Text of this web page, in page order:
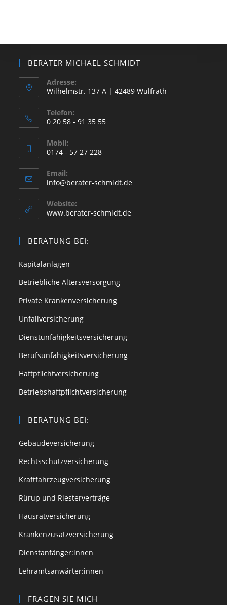
BERATER MICHAEL SCHMIDT
Adresse:
Wilhelmstr. 137 A | 42489 Wülfrath
Telefon:
0 20 58 - 91 35 55
in
your
Mobil:
0174 - 57 27 228
in
your
Email:
info@berater-schmidt.deOpens
Website:
www.berater-schmidt.de
BERATUNG BEI:
Kapitalanlagen
Betriebliche Altersversorgung
Private Krankenversicherung
Unfallversicherung
Dienstunfähigkeitsversicherung
Berufsunfähigkeitsversicherung
Haftpflichtversicherung
Betriebshaftpflichtversicherung
BERATUNG BEI:
Gebäudeversicherung
Rechtsschutzversicherung
Kraftfahrzeugversicherung
Rürup und Riesterverträge
Hausratversicherung
Krankenzusatzversicherung
Dienstanfänger:innen
Lehramtsanwärter:innen
FRAGEN SIE MICH